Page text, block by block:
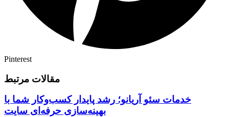
Pinterest
مقالات مرتبط
خدمات سئو آریانو؛ رشد پایدار کسب‌وکار شما با
بهینه‌سازی حرفه‌ای سایت